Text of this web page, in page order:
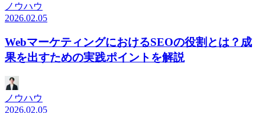
ノウハウ
2026.02.05
WebマーケティングにおけるSEOの役割とは？成
果を出すための実践ポイントを解説
ノウハウ
2026.02.05